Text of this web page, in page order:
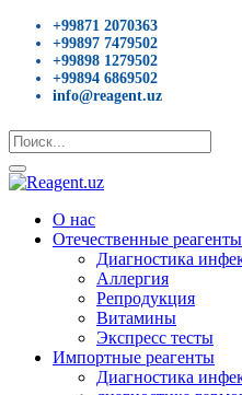
+99871 2070363
+99897 7479502
+99898 1279502
+99894 6869502
info@reagent.uz
О нас
Отечественные реагенты
Диагностика
Аллергия
Репродукция
Витамины
Экспресс тесты
Импортные реагенты
Диагностика